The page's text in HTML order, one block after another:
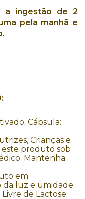
a ingestão de 2
pela manhã e
Cápsula:
Crianças e
este produto sob
Mantenha
em
luz e umidade.
de Lactose.